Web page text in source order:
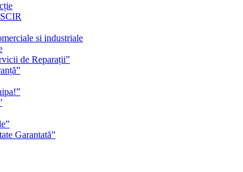
si industriale
de Reparații”
Garantată”